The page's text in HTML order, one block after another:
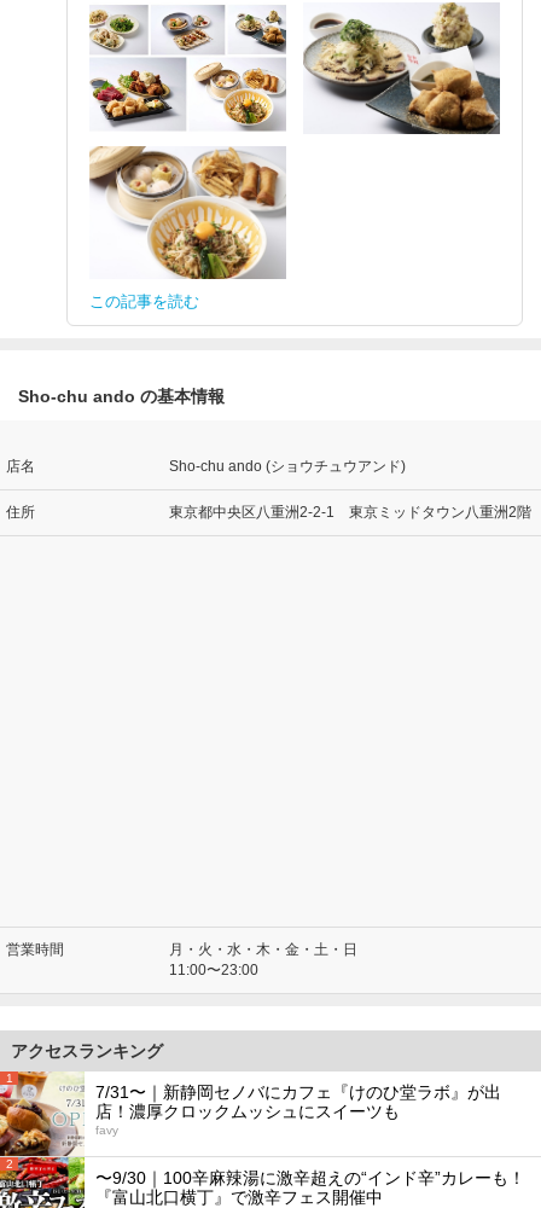
この記事を読む
Sho-chu ando の基本情報
店名 Sho-chu ando (ショウチュウアンド)
住所 東京都中央区八重洲2-2-1 東京ミッドタウン八重洲2階
営業時間
月・火・水・木・金・土・日
11:00〜23:00
アクセスランキング
1
7/31〜｜新静岡セノバにカフェ『けのひ堂ラボ』が出
店！濃厚クロックムッシュにスイーツも
favy
2
〜9/30｜100辛麻辣湯に激辛超えの“インド辛”カレーも！
『富山北口横丁』で激辛フェス開催中